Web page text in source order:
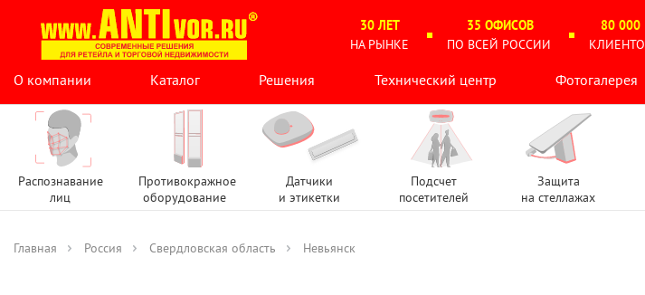
30 ЛЕТ
НА РЫНКЕ
35 ОФИСОВ
ПО ВСЕЙ РОССИИ
80 000
О компании
Каталог Решения Технический центр Фотогалерея
Распознавание
лиц
Противокражное
оборудование
Датчики
и этикетки
Подсчет
посетителей
Защита
на стеллажах
Главная Россия Свердловская область Невьянск